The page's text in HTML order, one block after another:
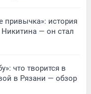
привычка»: история
— он стал
что творится в
в Рязани — обзор